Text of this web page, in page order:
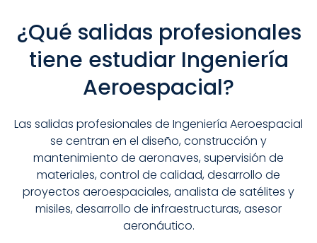
¿Qué salidas profesionales
tiene estudiar Ingeniería
Aeroespacial?
Las salidas profesionales de Ingeniería Aeroespacial
se centran en el diseño, construcción y
mantenimiento de aeronaves, supervisión de
materiales, control de calidad, desarrollo de
proyectos aeroespaciales, analista de satélites y
misiles, desarrollo de infraestructuras, asesor
aeronáutico.